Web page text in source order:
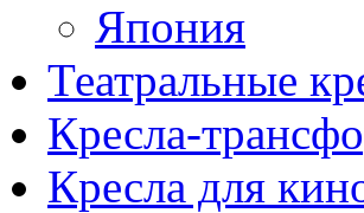
Япония
Театральные
Кресла-
Кресла для